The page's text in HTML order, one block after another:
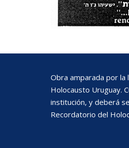
Obra amparada por
Holocausto Uruguay.
institución, y deberá
Recordatorio del